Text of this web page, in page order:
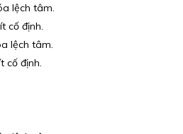
lệch tâm.
cố định.
lệch tâm.
cố định.